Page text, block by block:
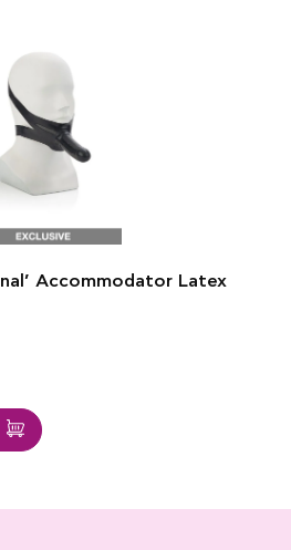
Accommodator Latex